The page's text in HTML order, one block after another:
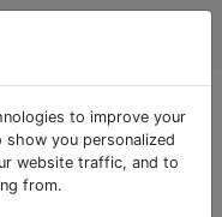
to improve your
you personalized
website traffic, and to
from.